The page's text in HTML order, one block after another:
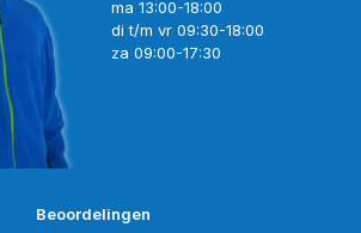
ma 13:00-18:00
di t/m vr 09:30-18:00
za 09:00-17:30
Beoordelingen